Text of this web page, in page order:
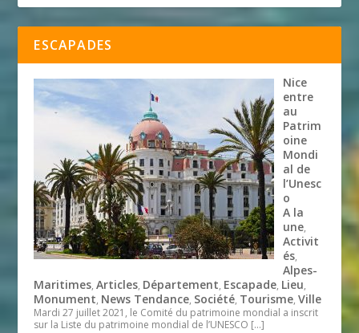
ESCAPADES
Nice
entre
au
Patrim
oine
Mondi
al de
l’Unesc
o
A la
une,
Activit
és,
Alpes-
Maritimes,Articles, Département, Escapade, Lieu,
Monument, News Tendance, Société, Tourisme,Ville
Mardi 27 juillet 2021, le Comité du patrimoine mondial a inscrit
sur la Liste du patrimoine mondial de l’UNESCO […]